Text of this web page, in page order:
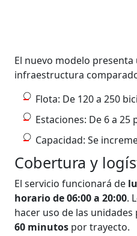
El nuevo modelo
infraestructura
Flota: De 120 a 250
Estaciones: De 6 a
Capacidad: Se
Cobertura y
El servicio funcionará de
horario de 06:00 a 20:00.
hacer uso de las
60 minutos por trayecto.